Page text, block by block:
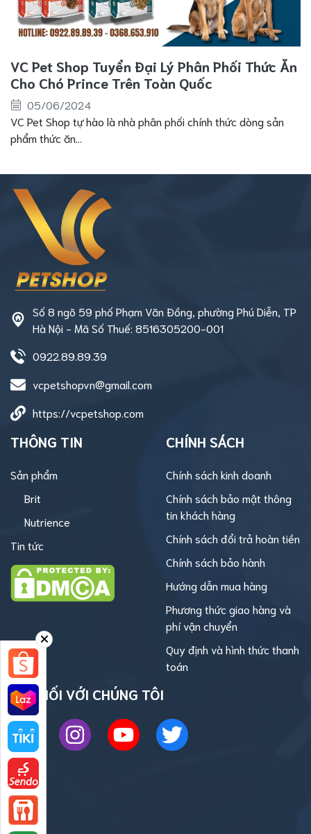
VC Pet Shop Tuyển Đại Lý Phân Phối Thức Ăn
Cho Chó Prince Trên Toàn Quốc
05/06/2024
VC Pet Shop tự hào là nhà phân phối chính thức dòng sản
phẩm thức ăn...
Số 8 ngõ 59 phố Phạm Văn Đồng, phường Phú Diễn, TP
Hà Nội - Mã Số Thuế: 8516305200-001
0922.89.89.39
vcpetshopvn@gmail.com
https://vcpetshop.com
THÔNG TIN
Sản phẩm
Brit
Nutrience
Tin tức
CHÍNH SÁCH
Chính sách kinh doanh
Chính sách bảo mật thông
tin khách hàng
Chính sách đổi trả hoàn tiền
Chính sách bảo hành
Hướng dẫn mua hàng
Phương thức giao hàng và
phí vận chuyển
Quy định và hình thức thanh
toán
KẾT NỐI VỚI CHÚNG TÔI